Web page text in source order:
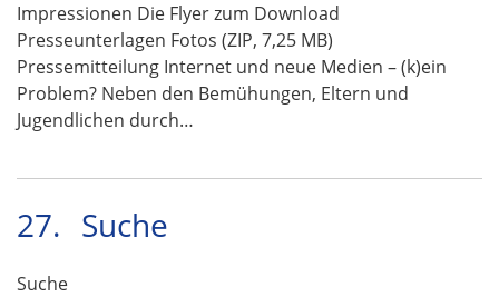
Impressionen Die Flyer zum Download
Presseunterlagen Fotos (ZIP, 7,25 MB)
Pressemitteilung Internet und neue Medien – (k)ein
Problem? Neben den Bemühungen, Eltern und
Jugendlichen durch…
27. Suche
Suche